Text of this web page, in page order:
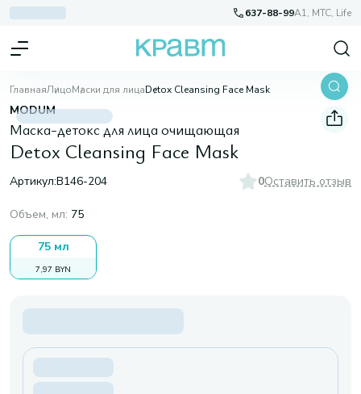
637-88-99A1, МТС, Life
ГлавнаяЛицоМаски для лицаDetox Cleansing Face Mask
MODUM
Маска-детокс для лица очищающая
Detox Cleansing Face Mask
Артикул:B146-204 0Оставить отзыв
Объем, мл: 75
75 мл
7,97 BYN